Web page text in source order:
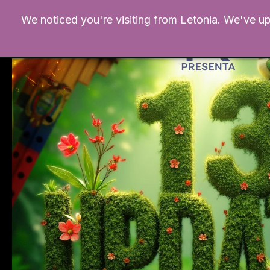
We noticed you're visiting from Letonia. We've